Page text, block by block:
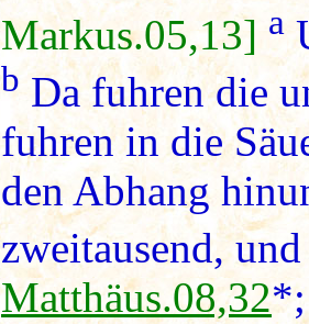
Markus.05,13] a
bDa fuhren die
fuhren in die
den Abhang
zweitausend,
Matthäus.08,32